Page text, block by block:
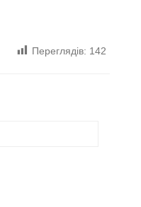
Переглядів: 142